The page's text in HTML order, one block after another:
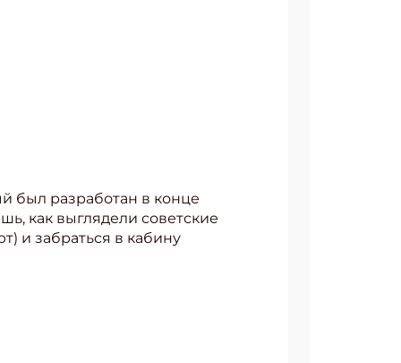
был разработан в конце
как выглядели советские
и забраться в кабину